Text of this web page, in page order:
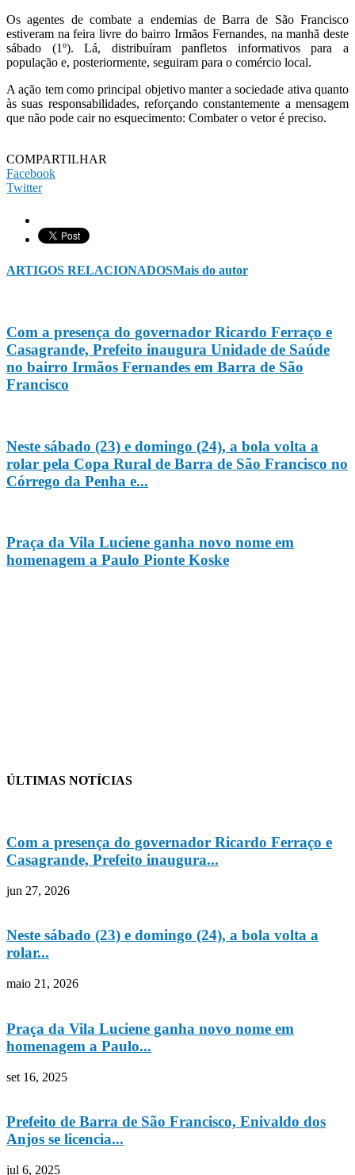
Os agentes de combate a endemias de Barra de São Francisco
estiveram na feira livre do bairro Irmãos Fernandes, na manhã deste
sábado (1º). Lá, distribuíram panfletos informativos para a
população e, posteriormente, seguiram para o comércio local.
A ação tem como principal objetivo manter a sociedade ativa quanto
às suas responsabilidades, reforçando constantemente a mensagem
que não pode cair no esquecimento: Combater o vetor é preciso.
COMPARTILHAR
Facebook
Twitter
ARTIGOS RELACIONADOSMais do autor
Com a presença do governador Ricardo Ferraço e
Casagrande, Prefeito inaugura Unidade de Saúde
no bairro Irmãos Fernandes em Barra de São
Francisco
Neste sábado (23) e domingo (24), a bola volta a
rolar pela Copa Rural de Barra de São Francisco no
Córrego da Penha e...
Praça da Vila Luciene ganha novo nome em
homenagem a Paulo Pionte Koske
ÚLTIMAS NOTÍCIAS
Com a presença do governador Ricardo Ferraço e
Casagrande, Prefeito inaugura...
jun 27, 2026
Neste sábado (23) e domingo (24), a bola volta a
rolar...
maio 21, 2026
Praça da Vila Luciene ganha novo nome em
homenagem a Paulo...
set 16, 2025
Prefeito de Barra de São Francisco, Enivaldo dos
Anjos se licencia...
jul 6, 2025